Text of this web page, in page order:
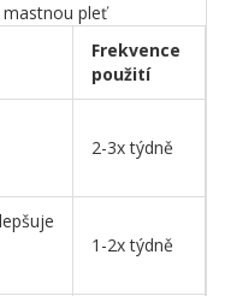
mastnou pleť
Frekvence
použití
2-3x týdně
1-2x týdně